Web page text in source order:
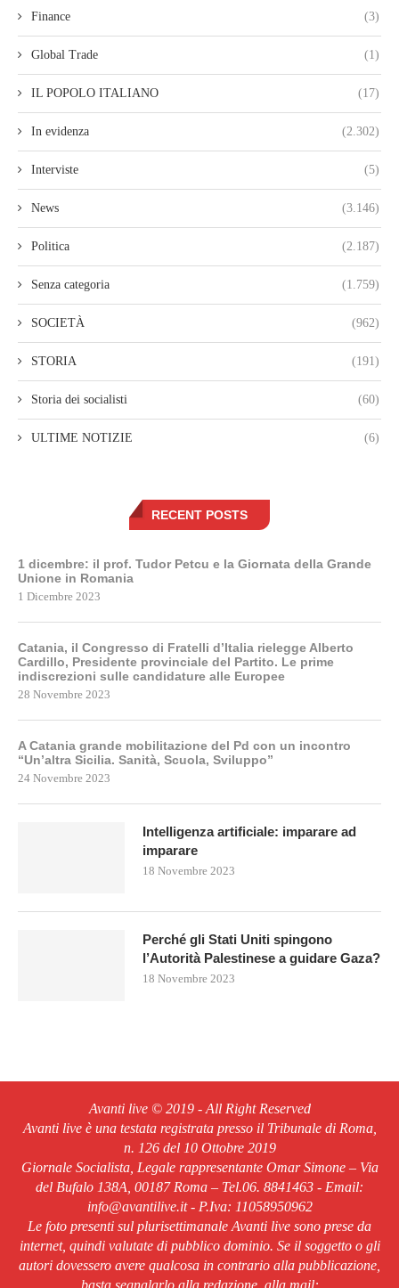
Finance (3)
Global Trade (1)
IL POPOLO ITALIANO (17)
In evidenza (2.302)
Interviste (5)
News (3.146)
Politica (2.187)
Senza categoria (1.759)
SOCIETÀ (962)
STORIA (191)
Storia dei socialisti (60)
ULTIME NOTIZIE (6)
RECENT POSTS
1 dicembre: il prof. Tudor Petcu e la Giornata della Grande
Unione in Romania
1 Dicembre 2023
Catania, il Congresso di Fratelli d’Italia rielegge Alberto
Cardillo, Presidente provinciale del Partito. Le prime
indiscrezioni sulle candidature alle Europee
28 Novembre 2023
A Catania grande mobilitazione del Pd con un incontro
“Un’altra Sicilia. Sanità, Scuola, Sviluppo”
24 Novembre 2023
Intelligenza artificiale: imparare ad
imparare
18 Novembre 2023
Perché gli Stati Uniti spingono
l’Autorità Palestinese a guidare Gaza?
18 Novembre 2023
Avanti live © 2019 - All Right Reserved
Avanti live è una testata registrata presso il Tribunale di Roma,
n. 126 del 10 Ottobre 2019
Giornale Socialista, Legale rappresentante Omar Simone – Via
del Bufalo 138A, 00187 Roma – Tel.06. 8841463 - Email:
info@avantilive.it - P.Iva: 11058950962
Le foto presenti sul plurisettimanale Avanti live sono prese da
internet, quindi valutate di pubblico dominio. Se il soggetto o gli
autori dovessero avere qualcosa in contrario alla pubblicazione,